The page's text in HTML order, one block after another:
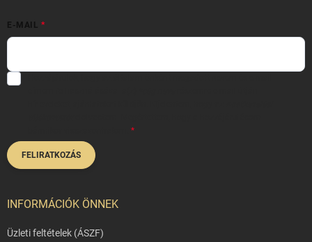
E-MAIL
FELIRATKOZÁS
INFORMÁCIÓK ÖNNEK
Üzleti feltételek (ÁSZF)